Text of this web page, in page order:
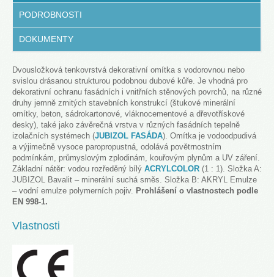
PODROBNOSTI
DOKUMENTY
Dvousložková tenkovrstvá dekorativní omítka s vodorovnou nebo
svislou drásanou strukturou podobnou dubové kůře. Je vhodná pro
dekorativní ochranu fasádních i vnitřních stěnových povrchů, na různé
druhy jemně zrnitých stavebních konstrukcí (štukové minerální
omítky, beton, sádrokartonové, vláknocementové a dřevotřískové
desky), také jako závěrečná vrstva v různých fasádních tepelně
izolačních systémech (JUBIZOL FASÁDA). Omítka je vodoodpudivá
a výjimečně vysoce paropropustná, odolává povětrnostním
podmínkám, průmyslovým zplodinám, kouřovým plynům a UV záření.
Základní nátěr: vodou rozředěný bílý ACRYLCOLOR (1 : 1). Složka A:
JUBIZOL Bavalit – minerální suchá směs. Složka B: AKRYL Emulze
– vodní emulze polymerních pojiv. Prohlášení o vlastnostech podle
EN 998-1.
Vlastnosti